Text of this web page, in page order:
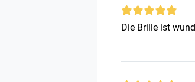
Die Brille ist